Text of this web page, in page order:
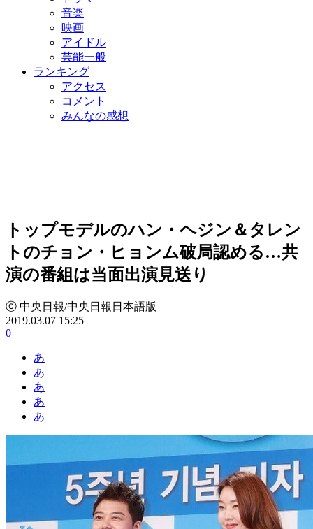
音楽
映画
アイドル
芸能一般
ランキング
アクセス
コメント
みんなの感想
トップモデルのハン・ヘジン＆タレン
トのチョン・ヒョンム破局認める…共
演の番組は当面出演見送り
ⓒ 中央日報/中央日報日本語版
2019.03.07 15:25
0
あ
あ
あ
あ
あ